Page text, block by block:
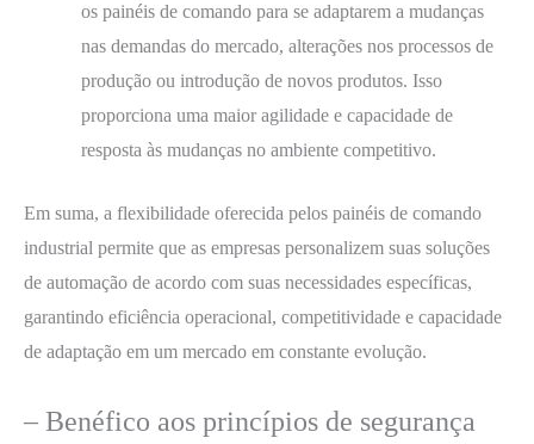
os painéis de comando para se adaptarem a mudanças
nas demandas do mercado, alterações nos processos de
produção ou introdução de novos produtos. Isso
proporciona uma maior agilidade e capacidade de
resposta às mudanças no ambiente competitivo.
Em suma, a flexibilidade oferecida pelos painéis de comando
industrial permite que as empresas personalizem suas soluções
de automação de acordo com suas necessidades específicas,
garantindo eficiência operacional, competitividade e capacidade
de adaptação em um mercado em constante evolução.
– Benéfico aos princípios de segurança